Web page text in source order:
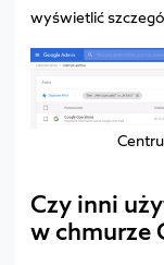
wyświetlić
Czy inni
w chmurze